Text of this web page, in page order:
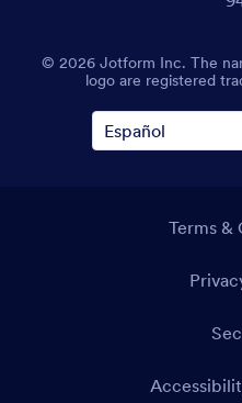
© 2026 Jotform Inc. The
logo are registered
Terms &